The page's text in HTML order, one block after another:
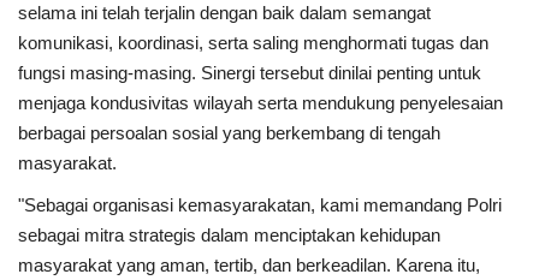
Otomotif
Umum
Gallery
Politik
Daerah
selama ini telah terjalin dengan baik dalam semangat
komunikasi, koordinasi, serta saling menghormati tugas dan
fungsi masing-masing. Sinergi tersebut dinilai penting untuk
menjaga kondusivitas wilayah serta mendukung penyelesaian
berbagai persoalan sosial yang berkembang di tengah
masyarakat.
"Sebagai organisasi kemasyarakatan, kami memandang Polri
sebagai mitra strategis dalam menciptakan kehidupan
masyarakat yang aman, tertib, dan berkeadilan. Karena itu,